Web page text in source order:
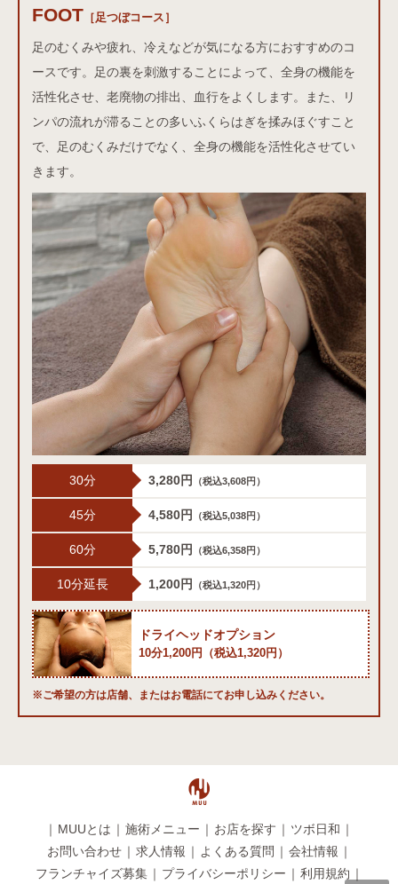
足つぼコース
FOOT ［足つぼコース］
足のむくみや疲れ、冷えなどが気になる方におすすめのコ
ースです。足の裏を刺激することによって、全身の機能を
活性化させ、老廃物の排出、血行をよくします。また、リ
ンパの流れが滞ることの多いふくらはぎを揉みほぐすこと
で、足のむくみだけでなく、全身の機能を活性化させてい
きます。
30分 3,280円 （税込3,608円）
45分 4,580円 （税込5,038円）
60分 5,780円 （税込6,358円）
10分延長 1,200円 （税込1,320円）
ドライヘッドオプション
10分1,200円（税込1,320円）
※ご希望の方は店舗、またはお電話にてお申し込みください。
｜ MUUとは ｜ 施術メニュー ｜ お店を探す ｜ ツボ日和 ｜
お問い合わせ ｜ 求人情報 ｜ よくある質問 ｜ 会社情報 ｜
フランチャイズ募集 ｜ プライバシーポリシー ｜ 利用規約 ｜